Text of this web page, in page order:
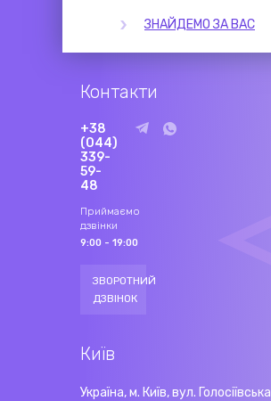
ЗНАЙДЕМО ЗА ВАС
Контакти
+38
(044)
339-
59-
48
Приймаємо
дзвінки
9:00 - 19:00
ЗВОРОТНИЙ
ДЗВІНОК
Київ
Україна, м. Київ, вул. Голосіївська